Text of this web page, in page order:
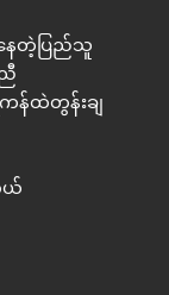
နေတဲ့ပြည်သူ
ကန်ထဲတွန်းချ
ယ်